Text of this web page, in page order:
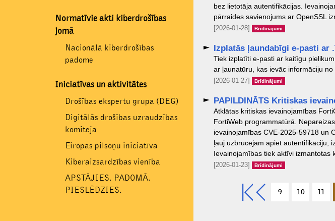
Normatīvie akti kiberdrošības
jomā
Nacionālā kiberdrošības
padome
Iniciatīvas un aktivitātes
Drošības ekspertu grupa (DEG)
Digitālās drošības uzraudzības
komiteja
Eiropas pilsoņu iniciatīva
Kiberaizsardzības vienība
APSTĀJIES. PADOMĀ.
PIESLĒDZIES.
bez lietotāja autentifikācijas.
pārraides savienojums ar OpenSSL
[2026-01-28] Brīdinājumi
Izplatās ļaundabīgi e-pasti ar
Tiek izplatīti e-pasti ar kaitīgu
ar ļaunatūru, kas ievāc informāciju
[2026-01-27] Brīdinājumi
PAPILDINĀTS Kritiskas
Atklātas kritiskas ievainojamības
FortiWeb programmatūrā.
ievainojamības CVE-2025-59718 un
ļauj uzbrucējam apiet autentifikāciju,
Ievainojamības tiek aktīvi izmantotas
[2026-01-23] Brīdinājumi
9 10 11